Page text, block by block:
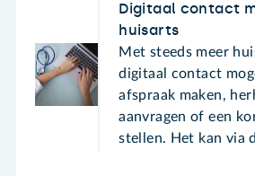
Digitaal contact
huisarts
Met steeds meer
digitaal contact
afspraak maken,
aanvragen of een
stellen. Het kan via